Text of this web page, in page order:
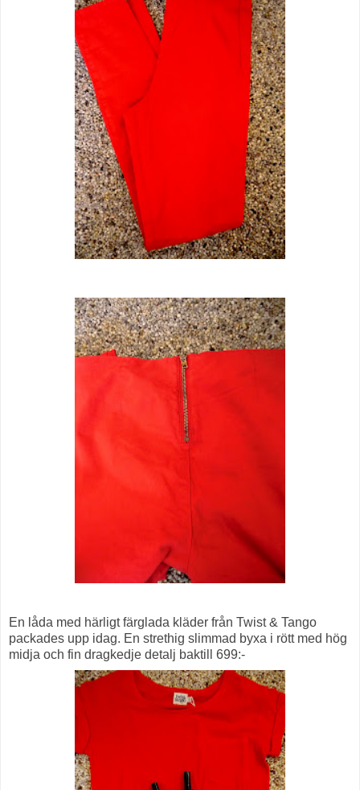
En låda med härligt färglada kläder från Twist & Tango
packades upp idag. En strethig slimmad byxa i rött med hög
midja och fin dragkedje detalj baktill 699:-